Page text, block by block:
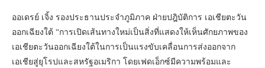
ออเดรย์ เจิ้ง รองประธานประจำภูมิภาค ฝ่ายปฎิบัติการ เอเชียตะวัน
ออกเฉียงใต้ “การเปิดเส้นทางใหม่เป็นสิ่งที่แสดงให้เห็นศักยภาพของ
เอเชียตะวันออกเฉียงใต้ในการเป็นแรงขับเคลื่อนการส่งออกจาก
เอเชียสู่ยุโรปและสหรัฐอเมริกา โดยเฟดเอ็กซ์มีความพร้อมและ